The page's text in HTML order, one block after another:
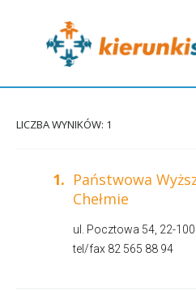
LICZBA WYNIKÓW: 1
1. Państwowa
Chełmie
ul. Pocztowa 54, 22-100
tel/fax 82 565 88 94